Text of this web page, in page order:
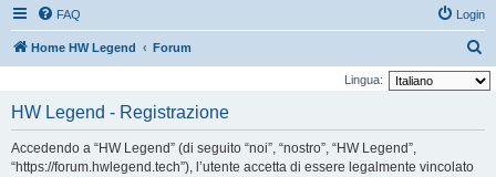
FAQ Login
Home HW Legend Forum
e
Lingua:
HW Legend - Registrazione
Accedendo a “HW Legend” (di seguito “noi”, “nostro”, “HW Legend”,
“https://forum.hwlegend.tech”), l’utente accetta di essere legalmente vincolato